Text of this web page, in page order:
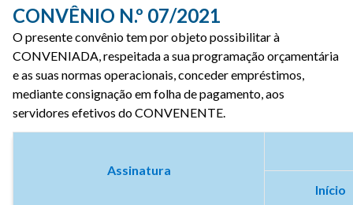
CONVÊNIO N.º 07/2021
O presente convênio tem por objeto possibilitar à
CONVENIADA, respeitada a sua programação orçamentária
e as suas normas operacionais, conceder empréstimos,
mediante consignação em folha de pagamento, aos
servidores efetivos do CONVENENTE.
Assinatura
Início